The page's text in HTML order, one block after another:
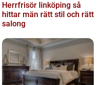
Herrfrisör linköping så
hittar män rätt stil och rätt
salong